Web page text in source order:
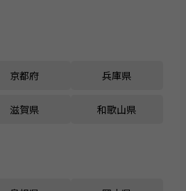
京都府 兵庫県
滋賀県 和歌山県